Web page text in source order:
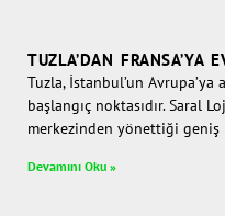
TUZLA’DAN FRANSA’YA
Tuzla, İstanbul’un
başlangıç noktasıdır. Saral
merkezinden yönettiği geniş
Devamını Oku »